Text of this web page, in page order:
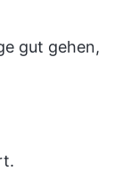
gut gehen,